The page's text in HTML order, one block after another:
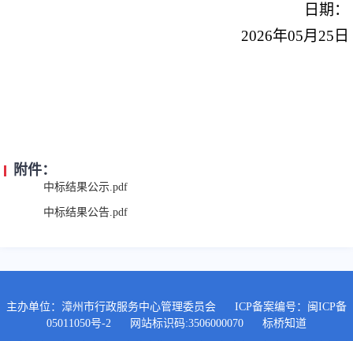
日期：
2026年05月 25 日
附件：
中标结果公示.pdf
中标结果公告.pdf
主办单位：漳州市行政服务中心管理委员会 ICP备案编号： 闽ICP备
05011050号-2
网站标识码:3506000070 标桥知道